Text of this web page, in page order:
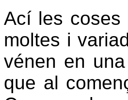
Ací les coses
moltes i
vénen en
que al